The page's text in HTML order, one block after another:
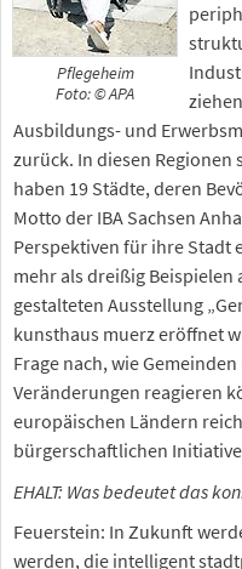
Pflegeheim
Foto: © APA
Ausbildungs- und
zurück. In diesen
haben 19 Städte, deren
Motto der IBA Sachsen
Perspektiven für ihre Stadt
mehr als dreißig Beispielen
gestalteten Ausstellung
kunsthaus muerz eröffnet
Frage nach, wie
Veränderungen reagieren
europäischen Ländern
bürgerschaftlichen
EHALT: Was bedeutet das
Feuerstein: In Zukunft
werden, die intelligent